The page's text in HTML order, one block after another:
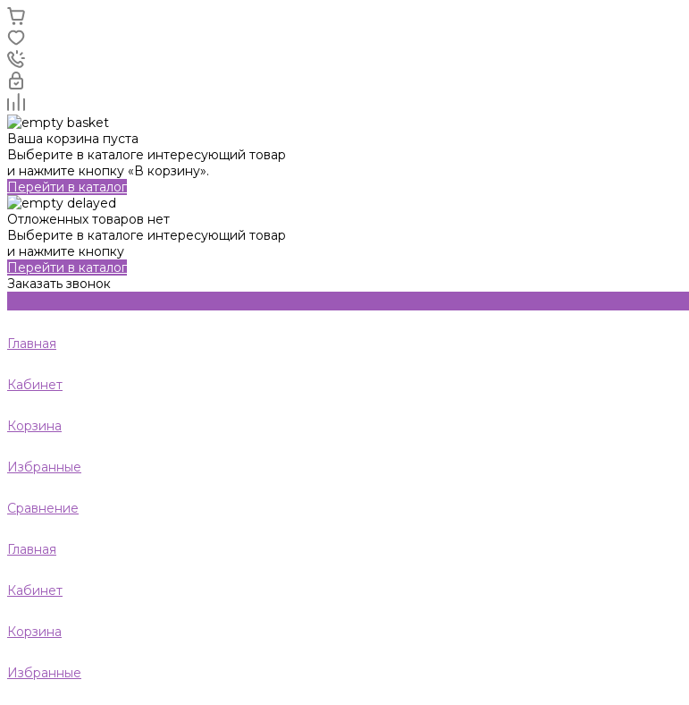
Ваша корзина пуста
Выберите в каталоге интересующий товар
и нажмите кнопку «В корзину».
Перейти в каталог
Отложенных товаров нет
Выберите в каталоге интересующий товар
и нажмите кнопку
Перейти в каталог
Заказать звонок
Главная
Кабинет
Корзина
Избранные
Сравнение
Главная
Кабинет
Корзина
Избранные